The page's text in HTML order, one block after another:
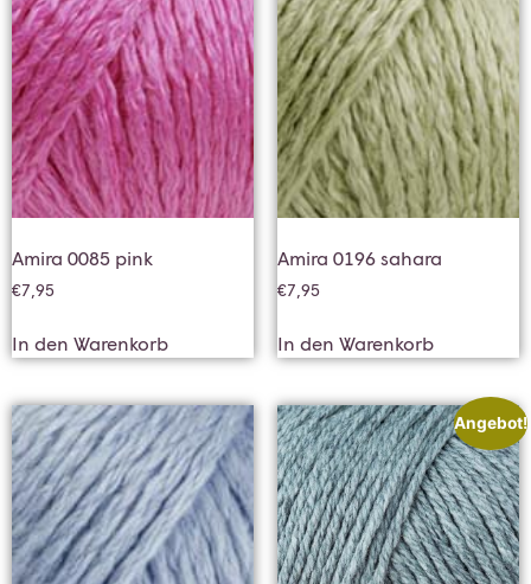
Amira 0085 pink
€7,95
In den Warenkorb
Amira 0196 sahara
€7,95
In den Warenkorb
Angebot!